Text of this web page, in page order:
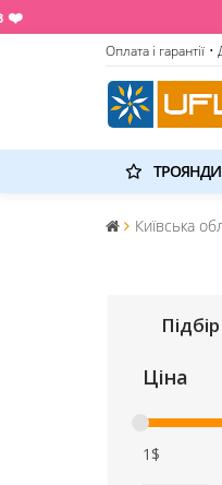
Оплата і гарантії •
ТРОЯНДИ
Київська
Ціна
1$